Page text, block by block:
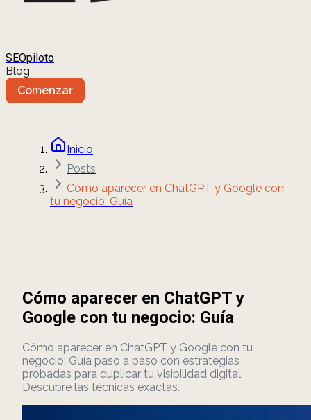
SEOpiloto
Blog
Comenzar
Inicio
Posts
Cómo aparecer en ChatGPT y Google con
tu negocio: Guía
Cómo aparecer en ChatGPT y
Google con tu negocio: Guía
Cómo aparecer en ChatGPT y Google con tu
negocio: Guía paso a paso con estrategias
probadas para duplicar tu visibilidad digital.
Descubre las técnicas exactas.